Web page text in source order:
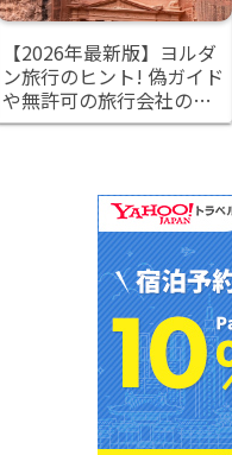
【2026年最新版】ヨルダ
ン旅行のヒント! 偽ガイド
や無許可の旅行会社の見
分け方と安全対策